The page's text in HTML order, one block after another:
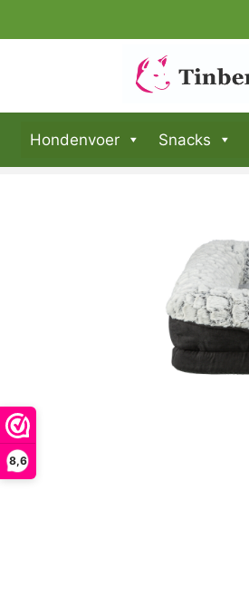
8,6
Hondenvoer Snacks